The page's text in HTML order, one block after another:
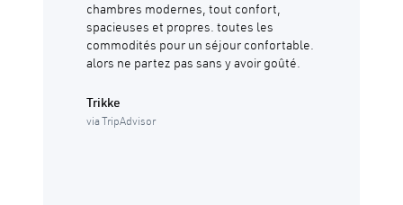
chambres modernes, tout confort,
spacieuses et propres. toutes les
commodités pour un séjour confortable.
alors ne partez pas sans y avoir goûté.
Trikke
via TripAdvisor